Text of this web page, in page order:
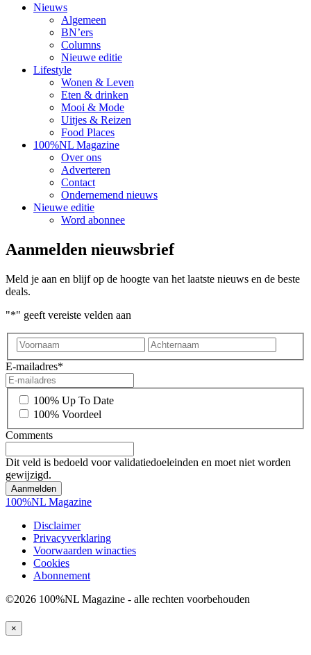
Nieuws
Algemeen
BN’ers
Columns
Nieuwe editie
Lifestyle
Wonen & Leven
Eten & drinken
Mooi & Mode
Uitjes & Reizen
Food Places
100%NL Magazine
Over ons
Adverteren
Contact
Ondernemend nieuws
Nieuwe editie
Word abonnee
Aanmelden nieuwsbrief
Meld je aan en blijf op de hoogte van het laatste nieuws en de beste
deals.
"*" geeft vereiste velden aan
Voornaam
E-mailadres*
*
100% Up To Date
100% Voordeel
Comments
Dit veld is bedoeld voor validatiedoeleinden en moet niet worden
gewijzigd.
100%NL Magazine
Disclaimer
Privacyverklaring
Voorwaarden winacties
Cookies
Abonnement
©2026 100%NL Magazine - alle rechten voorbehouden
×